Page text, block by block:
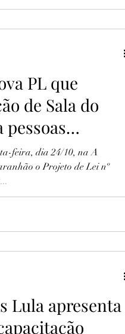
PL que
de Sala do
pessoas
feira, dia 24/10, na A
o Projeto de Lei nº
Lula apresenta